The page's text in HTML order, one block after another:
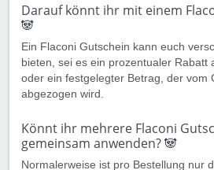
Darauf könnt ihr mit einem
🐼
Ein Flaconi Gutschein kann euch
bieten, sei es ein prozentualer Rabatt
oder ein festgelegter Betrag, der vom
abgezogen wird.
Könnt ihr mehrere Flaconi
gemeinsam anwenden? 🐼
Normalerweise ist pro Bestellung nur